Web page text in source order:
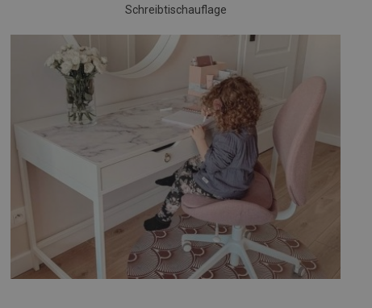
Schreibtischauflage